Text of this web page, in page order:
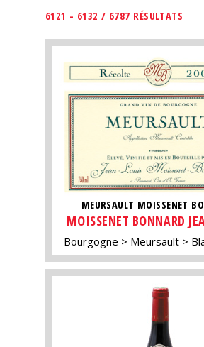
6121 - 6132 / 6787 RÉSULTATS
MEURSAULT MOISSENET
MOISSENET BONNARD
Bourgogne Meursault